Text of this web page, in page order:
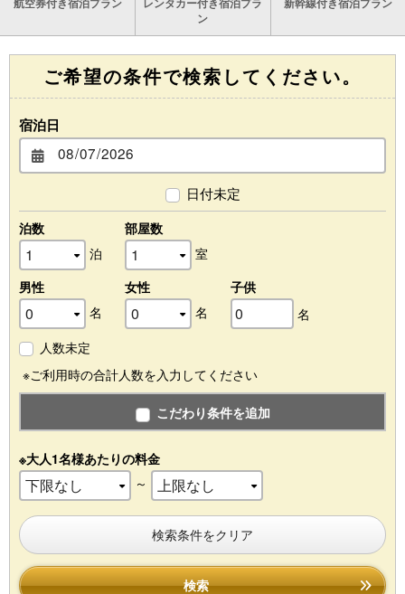
ン
ご希望の条件で検索してください。
宿泊日
日付未定
泊数
泊
部屋数
室
男性
名
女性
名
子供
名
人数未定
※ご利用時の合計人数を入力してください
こだわり条件を追加
※大人1名様あたりの料金
～
検索条件をクリア
検索